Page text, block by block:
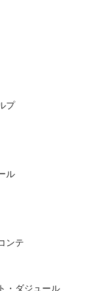
プ
ル
ンテ
・ダジュール